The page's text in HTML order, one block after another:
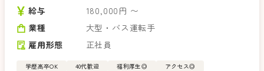
給与
180,000円 〜
業種
大型・バス運転手
雇用形態
正社員
学歴高卒OK 40代歓迎 福利厚生◎
アクセス◎